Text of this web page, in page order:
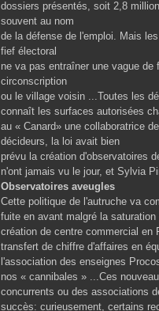
dossiers présentés, soit 2,8
souvent au nom
de la défense de l'emploi. Mais
fief électoral
ne va pas entraîner une vague
circonscription
ou le village voisin ...Toutes les
connaît les surfaces autorisées
au « Canard» une collaboratrice
décideurs, la loi avait bien
prévu la création d'observatoires
n'ont jamais vu le jour, et Sylvia
Observatoires aveugles
Cette politique de l'autruche va
fuite en avant malgré la
création de centre commercial en
transfert de chiffre d'affaires en
l'association des enseignes
nos « cannibales » ...Ces
concurrents ou des associations
succès: curieusement, certains